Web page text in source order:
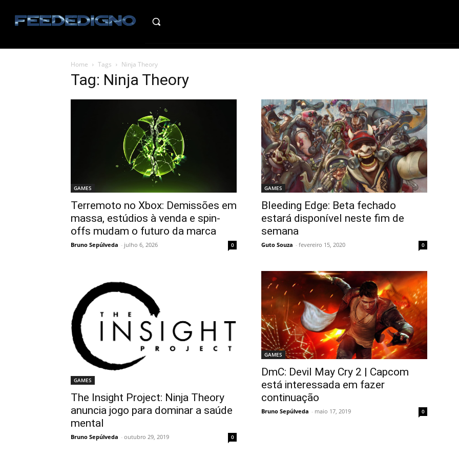
Home Tags Ninja Theory
Tag: Ninja Theory
GAMES
Terremoto no Xbox: Demissões em
massa, estúdios à venda e spin-
offs mudam o futuro da marca
Bruno Sepúlveda - julho 6, 2026 0
GAMES
Bleeding Edge: Beta fechado
estará disponível neste fim de
semana
Guto Souza - fevereiro 15, 2020 0
GAMES
The Insight Project: Ninja Theory
anuncia jogo para dominar a saúde
mental
Bruno Sepúlveda - outubro 29, 2019 0
GAMES
DmC: Devil May Cry 2 | Capcom
está interessada em fazer
continuação
Bruno Sepúlveda - maio 17, 2019 0